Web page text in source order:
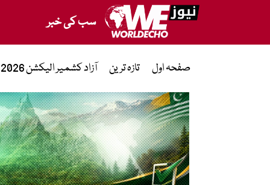
سب کی خبر
صفحہ اول تازہ ترین آزاد کشمیر الیکشن 2026